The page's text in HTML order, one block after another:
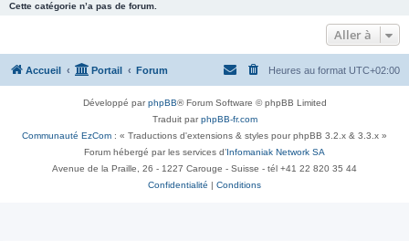
Cette catégorie n’a pas de forum.
Aller à
Accueil Portail Forum Heures au format UTC+02:00
Développé parphpBB® Forum Software © phpBB Limited
Traduit parphpBB-fr.com
Communauté EzCom : « Traductions d'extensions & styles pour phpBB 3.2.x & 3.3.x »
Forum hébergé par les services d’ Infomaniak Network SA
Avenue de la Praille, 26 - 1227 Carouge - Suisse - tél +41 22 820 35 44
Confidentialité
Conditions